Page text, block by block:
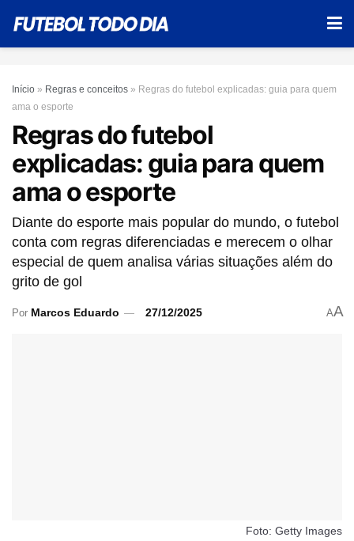
Início » Regras e conceitos » Regras do futebol explicadas: guia para quem
ama o esporte
Regras do futebol
explicadas: guia para quem
ama o esporte
Diante do esporte mais popular do mundo, o futebol
conta com regras diferenciadas e merecem o olhar
especial de quem analisa várias situações além do
grito de gol
Por Marcos Eduardo 27/12/2025 AA
Foto: Getty Images